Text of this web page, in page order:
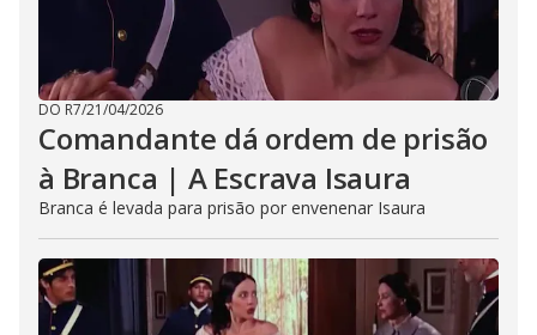
DO R7/21/04/2026
Comandante dá ordem de prisão
à Branca | A Escrava Isaura
Branca é levada para prisão por envenenar Isaura